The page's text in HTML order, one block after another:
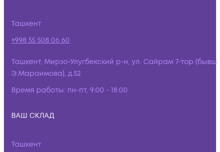
Ташкент
+998 55 508 06 60
Ташкент, Мирзо-Улугбекский р-н, ул. Сайрам 7-тор (бывш.
Э.Мараимова), д.52
Время работы: пн-пт, 9:00 - 18:00
ВАШ СКЛАД
Ташкент